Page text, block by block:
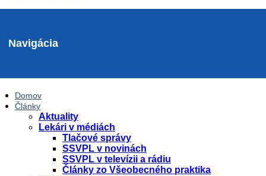
Navigácia
Domov
Články
Aktuality
Lekári v médiách
Tlačové správy
SSVPL v novinách
SSVPL v televízii a rádiu
Články zo Všeobecného praktika